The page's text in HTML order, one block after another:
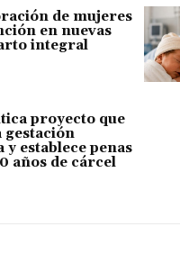
de mujeres
en nuevas
integral
proyecto que
y establece penas
años de cárcel